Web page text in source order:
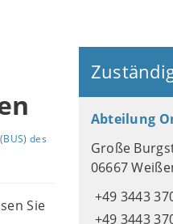
des
Sie
Abteilung
Große
06667
+49 3443
+49 3443